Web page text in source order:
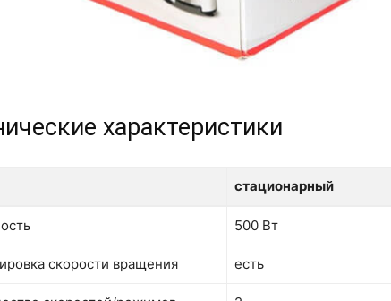
характеристики
стационарный
стационарный
500 Вт
скорости вращения есть